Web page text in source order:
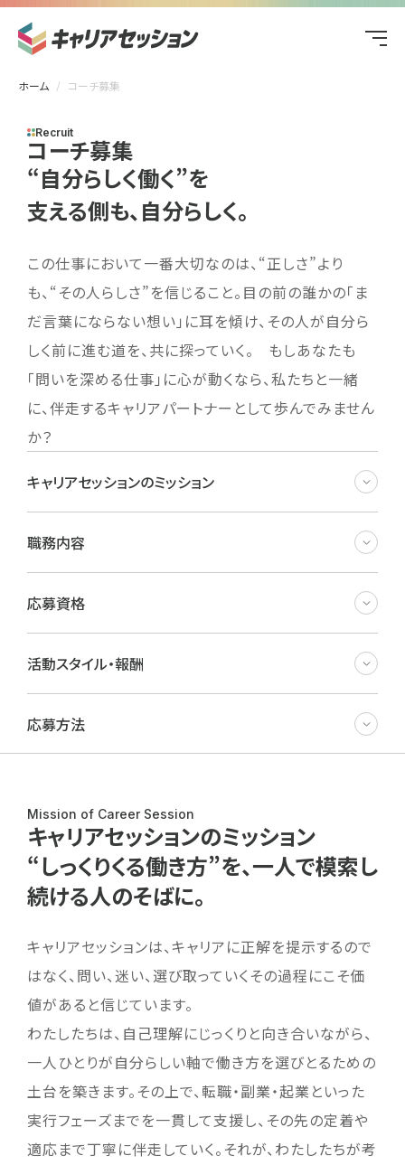
ホーム コーチ募集
Recruit
コーチ募集
“自分らしく働く”を
支える側も、自分らしく。
この仕事において一番大切なのは、“正しさ”より
も、“その人らしさ”を信じること。目の前の誰かの「ま
だ言葉にならない想い」に耳を傾け、その人が自分ら
しく前に進む道を、共に探っていく。 もしあなたも
「問いを深める仕事」に心が動くなら、私たちと一緒
に、伴走するキャリアパートナーとして歩んでみません
か？
キャリアセッションのミッション
職務内容
応募資格
活動スタイル・報酬
応募方法
Mission of Career Session
キャリアセッションのミッション
“しっくりくる働き方”を、一人で模索し
続ける人のそばに。
キャリアセッションは、キャリアに正解を提示するので
はなく、問い、迷い、選び取っていくその過程にこそ価
値があると信じています。
わたしたちは、自己理解にじっくりと向き合いながら、
一人ひとりが自分らしい軸で働き方を選びとるための
土台を築きます。その上で、転職・副業・起業といった
実行フェーズまでを一貫して支援し、その先の定着や
適応まで丁寧に伴走していく。それが、わたしたちが考